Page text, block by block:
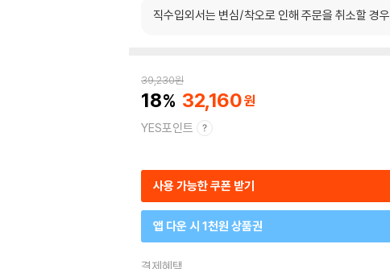
직수입외서는 변심/착오로 인해 주문을 취소할 경우
39,230원
18 32,160
YES포인트
사용 가능한 쿠폰 받기
앱 다운 시 1천원 상품권